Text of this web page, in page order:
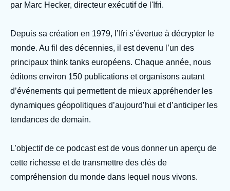
Événements
Nous soutenir
L'Ifri en bref Proche-Orient
par Marc Hecker, directeur exécutif de l'Ifri.
Depuis sa création en 1979, l’Ifri s’évertue à décrypter le
monde. Au fil des décennies, il est devenu l’un des
principaux think tanks européens. Chaque année, nous
éditons environ 150 publications et organisons autant
d’événements qui permettent de mieux appréhender les
dynamiques géopolitiques d’aujourd’hui et d’anticiper les
tendances de demain.
L’objectif de ce podcast est de vous donner un aperçu de
cette richesse et de transmettre des clés de
compréhension du monde dans lequel nous vivons.